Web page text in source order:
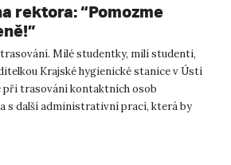
rektora: “Pomozme
Milé studentky, milí studenti,
Krajské hygienické stanice v Ústí
při trasování kontaktních osob
s další administrativní prací, která by